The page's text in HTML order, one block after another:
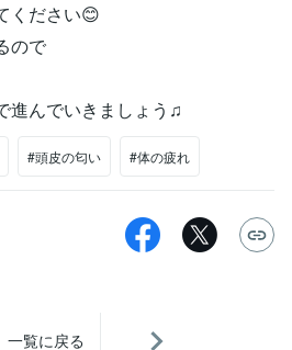
ください😊
ので
進んでいきましょう♫
#頭皮の匂い #体の疲れ
一覧に戻る